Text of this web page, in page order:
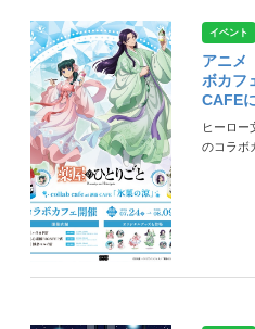
イベント
アニメ
ボカフ
CAFE
ヒーロー
のコラボ